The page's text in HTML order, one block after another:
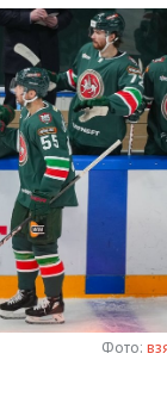
Фото: